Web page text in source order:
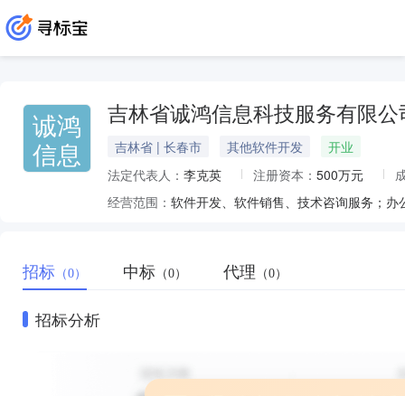
诚鸿
信息
吉林省诚鸿信息科技服务有限公
吉林省 | 长春市 其他软件开发
开业
法定代表人： 李克英 注册资本： 500万元
经营范围：
招标 （0） 中标 （0） 代理 （0）
招标分析